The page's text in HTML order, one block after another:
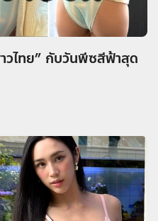
วไทย” กับวันพีซสีฟ้าสุด